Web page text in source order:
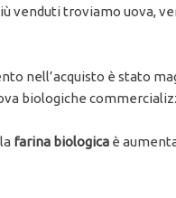
venduti troviamo uova,
nell’acquisto è stato
biologiche
farina biologica è